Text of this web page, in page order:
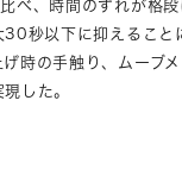
べ、時間のずれが格
秒以下に抑えること
時の手触り、ムーブ
した。